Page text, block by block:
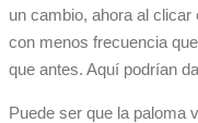
un cambio, ahora al
con menos frecuencia
que antes. Aquí podrían
Puede ser que la paloma